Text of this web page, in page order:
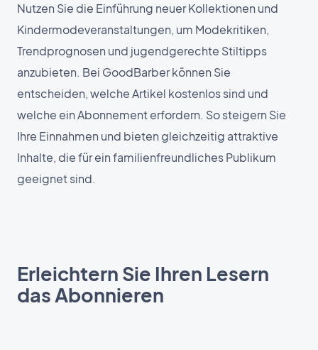
Nutzen Sie die Einführung neuer Kollektionen und
Kindermodeveranstaltungen, um Modekritiken,
Trendprognosen und jugendgerechte Stiltipps
anzubieten. Bei GoodBarber können Sie
entscheiden, welche Artikel kostenlos sind und
welche ein Abonnement erfordern. So steigern Sie
Ihre Einnahmen und bieten gleichzeitig attraktive
Inhalte, die für ein familienfreundliches Publikum
geeignet sind.
Erleichtern Sie Ihren Lesern
das Abonnieren